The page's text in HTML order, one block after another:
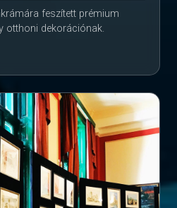
feszített prémium
otthoni dekorációnak.